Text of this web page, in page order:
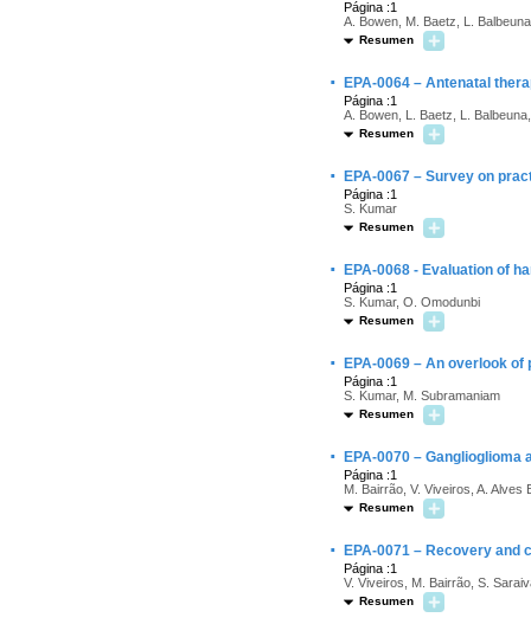
Página :1
A. Bowen, M. Baetz, L.
Resumen
· EPA-0064 – Antenatal
Página :1
A. Bowen, L. Baetz, L.
Resumen
· EPA-0067 – Survey on
Página :1
S. Kumar
Resumen
· EPA-0068 - Evaluation of
Página :1
S. Kumar, O. Omodunbi
Resumen
· EPA-0069 – An overlook
Página :1
S. Kumar, M. Subramaniam
Resumen
· EPA-0070 –
Página :1
M. Bairrão, V. Viveiros, A. Alves
Resumen
· EPA-0071 – Recovery and
Página :1
V. Viveiros, M. Bairrão, S.
Resumen